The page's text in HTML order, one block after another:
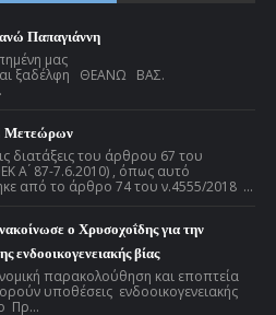
Παπαγιάννη
μας
ξαδέλφη ΘΕΑΝΩ ΒΑΣ.
Μετεώρων
διατάξεις του άρθρου 67 του
Α ́ 87-7.6.2010) , όπως αυτό
από το άρθρο 74 του ν.4555/2018 ...
ο Χρυσοχοΐδης για την
ενδοοικογενειακής βίας
παρακολούθηση και εποπτεία
υποθέσεις ενδοοικογενειακής
Πρ...